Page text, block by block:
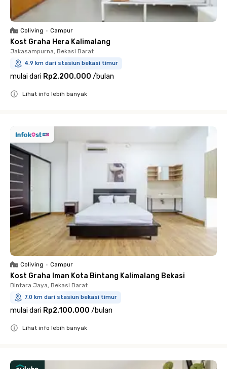
Coliving • Campur
Kost Graha Hera Kalimalang
Jakasampurna, Bekasi Barat
4.9 km dari stasiun bekasi timur
mulai dari Rp2.200.000 /bulan
Lihat info lebih banyak
Coliving • Campur
Kost Graha Iman Kota Bintang Kalimalang Bekasi
Bintara Jaya, Bekasi Barat
7.0 km dari stasiun bekasi timur
mulai dari Rp2.100.000 /bulan
Lihat info lebih banyak